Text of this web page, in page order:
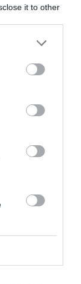
it to other
Κόρινθος
203 00
Αττική
– Νέα
190 05
– Λαύριο,